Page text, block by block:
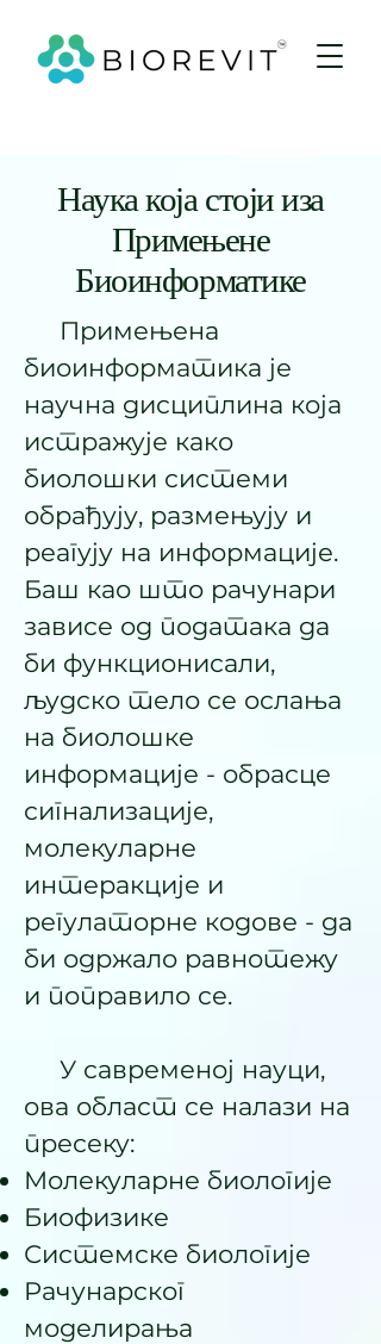
Наука која стоји иза
Примењене
Биоинформатике
Примењена
биоинформатика је
научна дисциплина која
истражује како
биолошки системи
обрађују, размењују и
реагују на информације.
Баш као што рачунари
зависе од података да
би функционисали,
људско тело се ослања
на биолошке
информације - обрасце
сигнализације,
молекуларне
интеракције и
регулаторне кодове - да
би одржало равнотежу
и поправило се.
У савременој науци,
ова област се налази на
пресеку:
Молекуларне биологије
Биофизике
Системске биологије
Рачунарског
моделирања